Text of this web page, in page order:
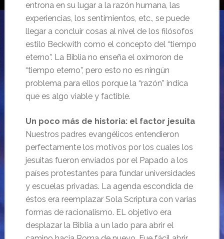
entrona en su lugar a la razón humana, las
experiencias, los sentimientos, etc., se puede
llegar a concluir cosas al nivel de los filósofos
estilo Beckwith como el concepto del “tiempo
eterno”. La Biblia no enseña el oxímoron de
“tiempo eterno”, pero esto no es ningún
problema para ellos porque la “razón” indica
que es algo viable y factible.
Un poco más de historia: el factor jesuita
Nuestros padres evangélicos entendieron
perfectamente los motivos por los cuales los
jesuitas fueron enviados por el Papado a los
países protestantes para fundar universidades
y escuelas privadas. La agenda escondida de
éstos era reemplazar Sola Scriptura con varias
formas de racionalismo. EL objetivo era
desplazar la Biblia a un lado para abrir el